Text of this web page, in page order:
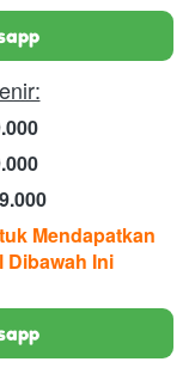
Mendapatkan
Dibawah Ini